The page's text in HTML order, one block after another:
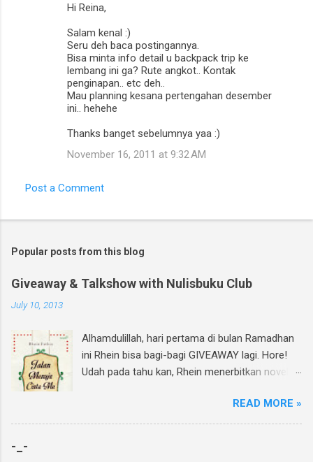
Hi Reina,
Salam kenal :)
Seru deh baca postingannya.
Bisa minta info detail u backpack trip ke
lembang ini ga? Rute angkot.. Kontak
penginapan.. etc deh..
Mau planning kesana pertengahan desember
ini.. hehehe
Thanks banget sebelumnya yaa :)
November 16, 2011 at 9:32 AM
Post a Comment
Popular posts from this blog
Giveaway & Talkshow with Nulisbuku Club
July 10, 2013
Alhamdulillah, hari pertama di bulan Ramadhan
ini Rhein bisa bagi-bagi GIVEAWAY lagi. Hore!
Udah pada tahu kan, Rhein menerbitkan novel
beredar di toko buku, termasuk di beberapa
toko buku online. Bagi yang mau tahu behind
READ MORE »
-_-